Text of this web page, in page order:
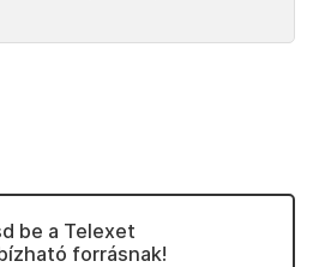
be a Telexet
forrásnak!